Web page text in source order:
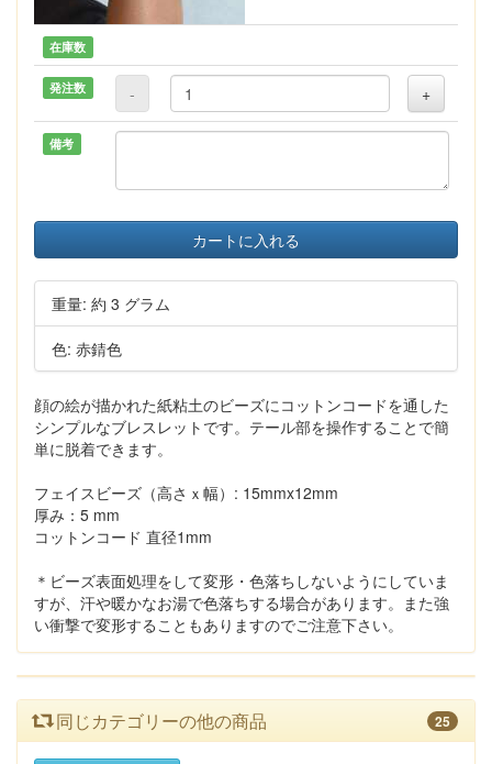
在庫数
発注数 - +
備考
カートに入れる
重量: 約 3 グラム
色: 赤錆色
顔の絵が描かれた紙粘土のビーズにコットンコードを通した
シンプルなブレスレットです。テール部を操作することで簡
単に脱着できます。
フェイスビーズ（高さｘ幅）: 15mmx12mm
厚み：5 mm
コットンコード 直径1mm
＊ビーズ表面処理をして変形・色落ちしないようにしていま
すが、汗や暖かなお湯で色落ちする場合があります。また強
い衝撃で変形することもありますのでご注意下さい。
同じカテゴリーの他の商品 25